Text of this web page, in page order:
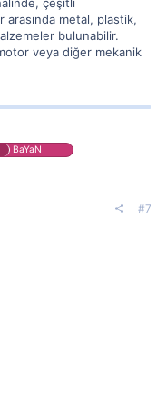
arasında metal, plastik,
bulunabilir.
veya diğer mekanik
BaYaN
#7